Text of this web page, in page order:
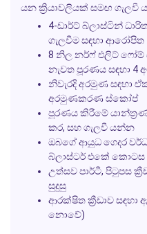
යන ක්‍රියාවලියක් සමඟ ගැලවී
4-ඩාර්ට් බ්ලාස්ටින්
ගැලවීම සඳහා ආරෝපිත
8 නිල නර්ෆ් එලිට් ෆෝම්
නැවත පූරණය සඳහා 4
නිවැරදි අරමුණ සඳහා
අරමුණකරණ ස්කෝප්
පූරණය කිරීමේ
කර, සහ ගැලවී යන්න
ඔබගේ ආයුධ ගෙදර
බ්ලාස්ටර් එකේ කොටස
උත්සව පාර්ටී, පිටුපස
සුදුසු
ආරක්ෂිත ක්‍රීඩාව
නොවේ)